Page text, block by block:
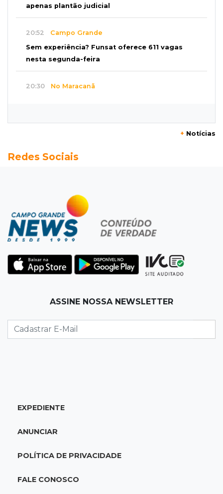
apenas plantão judicial
20:52 Campo Grande
Sem experiência? Funsat oferece 611 vagas
nesta segunda-feira
20:30 No Maracanã
Seleções em MS têm salários de até R$ 8,2 mil;
Jardim Itatiaia
Vigia é amarrado durante roubo de carro e
dois caminhões em pátio
Corinthians vence Bragantino por 2 a 0 e sobe
para 7º no Brasileirão
Na Vila Belmiro
lugar no Brasileirão
18:33Em 2022
adolescente atropelada no Amazonas
18:15 Nubank Parque
+ Notícias
Redes Sociais
ASSINE NOSSA NEWSLETTER
EXPEDIENTE
ANUNCIAR
POLÍTICA DE PRIVACIDADE
FALE CONOSCO